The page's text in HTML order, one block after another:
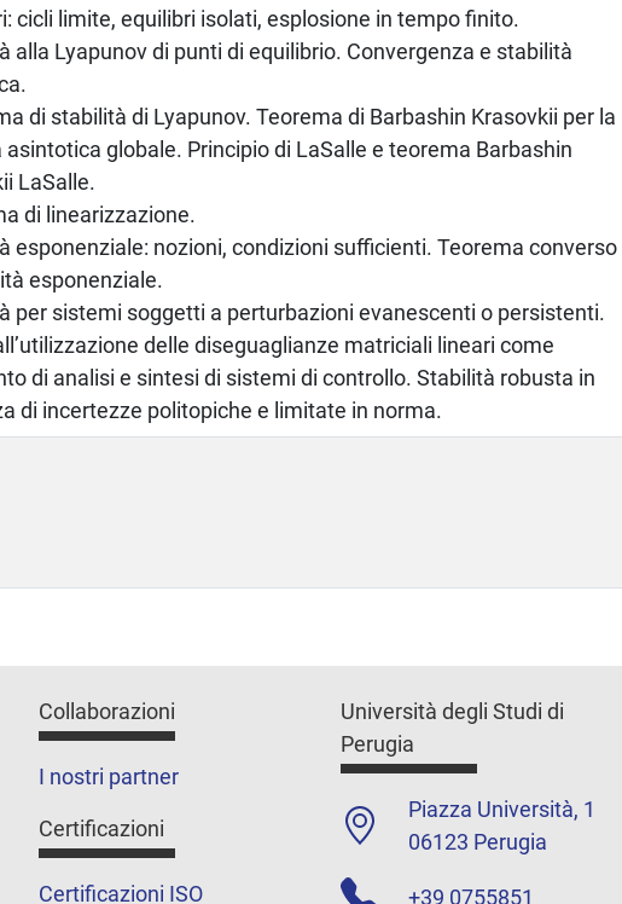
cicli limite, equilibri isolati, esplosione in tempo finito.
alla Lyapunov di punti di equilibrio. Convergenza e stabilità
di stabilità di Lyapunov. Teorema di Barbashin Krasovkii per la
asintotica globale. Principio di LaSalle e teorema Barbashin
LaSalle.
di linearizzazione.
esponenziale: nozioni, condizioni sufficienti. Teorema converso
esponenziale.
per sistemi soggetti a perturbazioni evanescenti o persistenti.
delle diseguaglianze matriciali lineari come
di analisi e sintesi di sistemi di controllo. Stabilità robusta in
di incertezze politopiche e limitate in norma.
Collaborazioni
I nostri partner
Certificazioni
Certificazioni ISO
Università degli Studi di
Perugia
Piazza Università, 1
06123 Perugia
+39 0755851